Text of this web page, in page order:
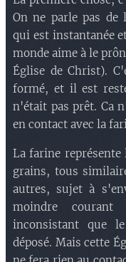
On ne parle pas de
qui est instantanée
monde aime à le
Église de Christ).
formé, et il est
n'était pas prêt. Ca
en contact avec la
La farine représente
grains, tous
autres, sujet à
moindre
inconsistant que
déposé. Mais cette